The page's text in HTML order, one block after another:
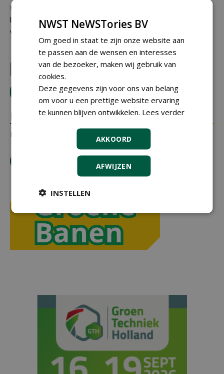
toekomstbestendig zijn. 'Kwaliteit komt uiteindelijk altijd
bovendrijven. Onze rol is om dat verhaal te blijven
vertellen en te onderbouwen.'
LI sports
LOGIN met je e-mailadres om te reageren.
REACTIES
Er zijn nog geen reacties.
tip de redactie
NWST NeWSTories BV
Om goed in staat te zijn onze website aan
te passen aan de wensen en interesses
van de bezoeker, maken wij gebruik van
cookies.
Deze gegevens zijn voor ons van belang
om voor u een prettige website ervaring
te kunnen blijven ontwikkelen. Lees verder
AKKOORD
AFWIJZEN
INSTELLEN